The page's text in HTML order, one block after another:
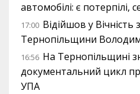
автомобілі: є потерпілі,
17:00 Відійшов у Вічність
Тернопільщини
16:56 На Тернопільщині
документальний цикл
УПА